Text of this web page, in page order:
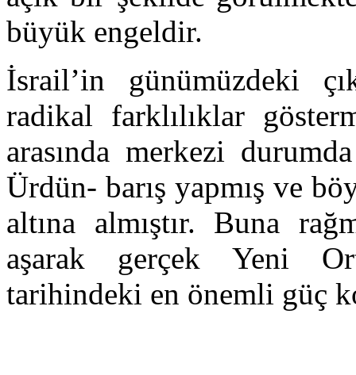
büyük engeldir.
İsrail’in günümüzdeki
radikal farklılıklar
arasında merkezi
Ürdün- barış yapmış ve
altına almıştır. Buna
aşarak gerçek Yeni
tarihindeki en önemli güç